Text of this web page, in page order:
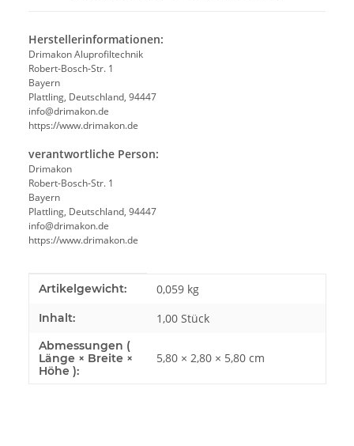
Herstellerinformationen:
Drimakon Aluprofiltechnik
Robert-Bosch-Str. 1
Bayern
Plattling, Deutschland, 94447
info@drimakon.de
https://www.drimakon.de
verantwortliche Person:
Drimakon
Robert-Bosch-Str. 1
Bayern
Plattling, Deutschland, 94447
info@drimakon.de
https://www.drimakon.de
Produkteigenschaft
Wert
Artikelgewicht: 0,059 kg
Inhalt: 1,00 Stück
Abmessungen (
Länge × Breite ×
Höhe ):
5,80 × 2,80 × 5,80 cm